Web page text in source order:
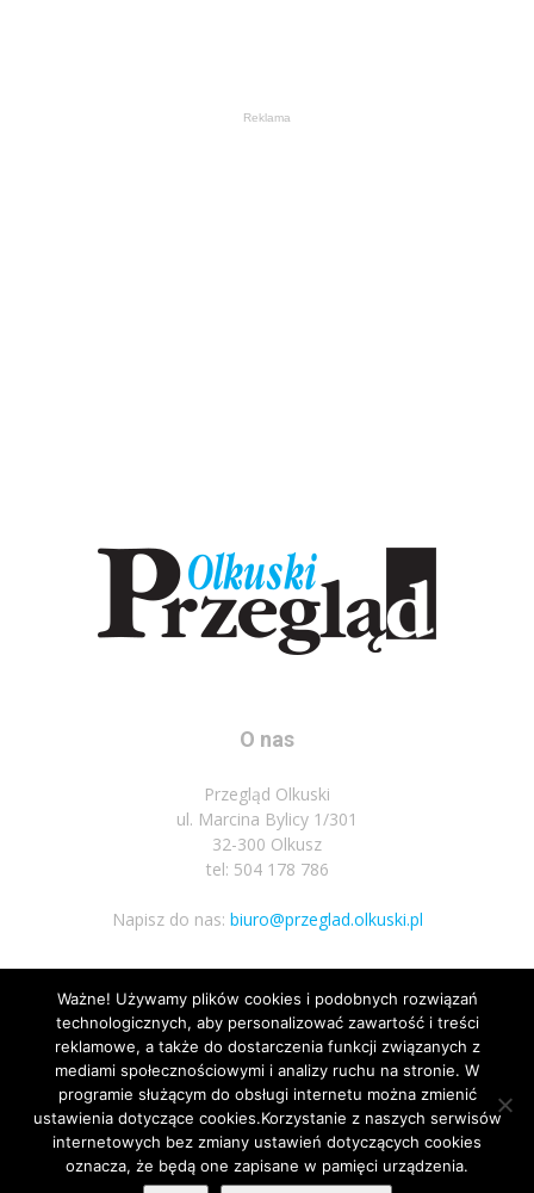
Reklama
O nas
Przegląd Olkuski
ul. Marcina Bylicy 1/301
32-300 Olkusz
tel: 504 178 786
Napisz do nas: biuro@przeglad.olkuski.pl
Podążaj za nami
Nota prawna Polityka prywatnosci Kariera Regulamin
Ważne! Używamy plików cookies i podobnych rozwiązań
technologicznych, aby personalizować zawartość i treści
reklamowe, a także do dostarczenia funkcji związanych z
mediami społecznościowymi i analizy ruchu na stronie. W
programie służącym do obsługi internetu można zmienić
ustawienia dotyczące cookies.Korzystanie z naszych serwisów
internetowych bez zmiany ustawień dotyczących cookies
oznacza, że będą one zapisane w pamięci urządzenia.